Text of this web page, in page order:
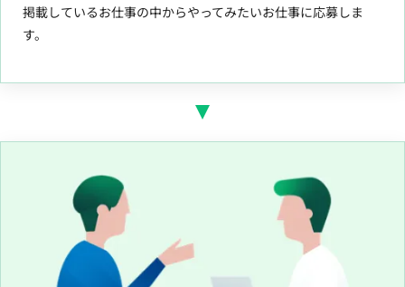
掲載しているお仕事の中からやってみたいお仕事に応募しま
す。